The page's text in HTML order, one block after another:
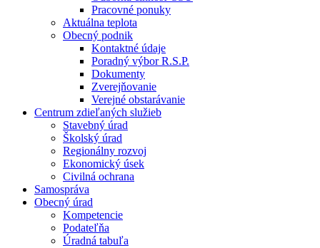
Pracovné ponuky
Aktuálna teplota
Obecný podnik
Kontaktné údaje
Poradný výbor R.S.P.
Dokumenty
Zverejňovanie
Verejné obstarávanie
Centrum zdieľaných služieb
Stavebný úrad
Školský úrad
Regionálny rozvoj
Ekonomický úsek
Civilná ochrana
Samospráva
Obecný úrad
Kompetencie
Podateľňa
Úradná tabuľa